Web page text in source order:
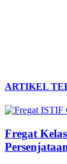
ARTIKEL
Fregat